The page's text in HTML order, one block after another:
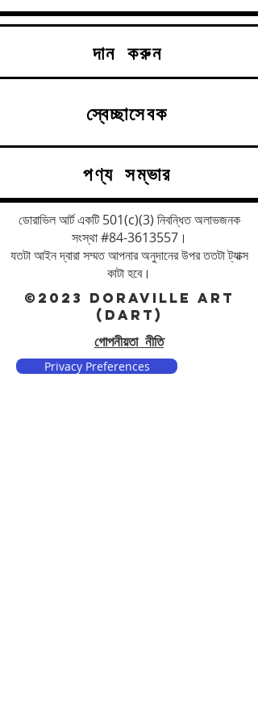
দান করুন
স্বেচ্ছাসেবক
পণ্য সম্ভার
ডোরাভিল আর্ট একটি 501(c)(3) নিবন্ধিত অলাভজনক
সংস্থা #84-3613557।
যতটা আইন দ্বারা সম্মত আপনার অনুদানের উপর ততটা ট্যাক্স
কাটা হবে।
©2023 DORAVILLE ART
(DART)
গোপনীয়তা নীতি
Privacy Preferences